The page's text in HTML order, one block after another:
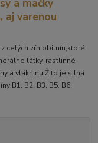
aj varenou
celých zŕn obilnín,ktoré
látky, rastlinné
a vlákninu.Žito je silná
B1, B2, B3, B5, B6,